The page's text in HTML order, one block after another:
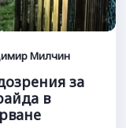
Милчин
за
в